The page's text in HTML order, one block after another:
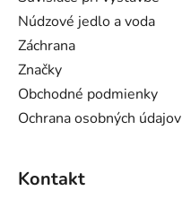
Núdzové jedlo a voda
Záchrana
Značky
Obchodné podmienky
Ochrana osobných údajov
Kontakt